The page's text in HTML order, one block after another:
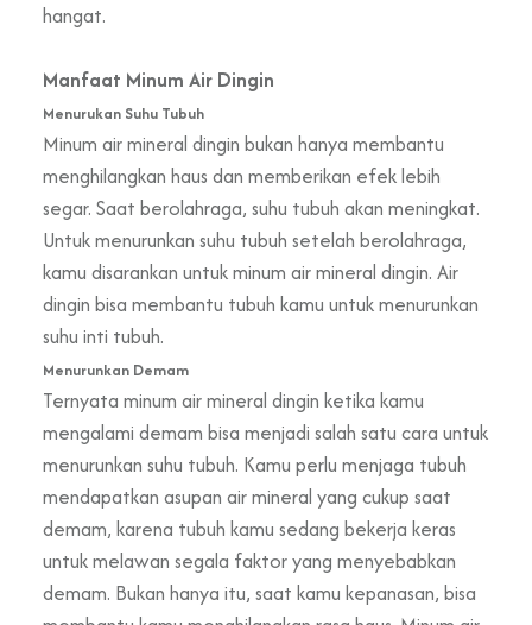
hangat.
Manfaat Minum Air Dingin
Menurukan Suhu Tubuh
Minum air mineral dingin bukan hanya membantu
menghilangkan haus dan memberikan efek lebih
segar. Saat berolahraga, suhu tubuh akan meningkat.
Untuk menurunkan suhu tubuh setelah berolahraga,
kamu disarankan untuk minum air mineral dingin. Air
dingin bisa membantu tubuh kamu untuk menurunkan
suhu inti tubuh.
Menurunkan Demam
Ternyata minum air mineral dingin ketika kamu
mengalami demam bisa menjadi salah satu cara untuk
menurunkan suhu tubuh. Kamu perlu menjaga tubuh
mendapatkan asupan air mineral yang cukup saat
demam, karena tubuh kamu sedang bekerja keras
untuk melawan segala faktor yang menyebabkan
demam. Bukan hanya itu, saat kamu kepanasan, bisa